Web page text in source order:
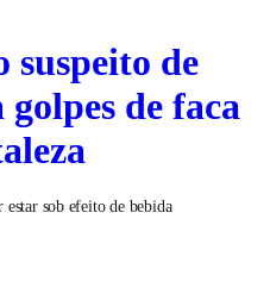
suspeito de
de faca
sob efeito de bebida